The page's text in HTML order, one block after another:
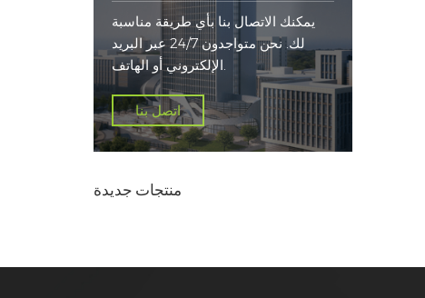
يمكنك الاتصال بنا بأي طريقة مناسبة
لك. نحن متواجدون 24/7 عبر البريد
الإلكتروني أو الهاتف.
اتصل بنا
منتجات جديدة